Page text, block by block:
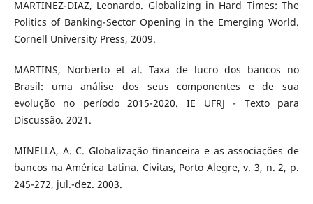
MARTINEZ-DIAZ, Leonardo. Globalizing in Hard Times: The
Politics of Banking-Sector Opening in the Emerging World.
Cornell University Press, 2009.
MARTINS, Norberto et al. Taxa de lucro dos bancos no
Brasil: uma análise dos seus componentes e de sua
evolução no período 2015-2020. IE UFRJ - Texto para
Discussão. 2021.
MINELLA, A. C. Globalização financeira e as associações de
bancos na América Latina. Civitas, Porto Alegre, v. 3, n. 2, p.
245-272, jul.-dez. 2003.